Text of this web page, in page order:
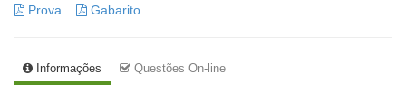
Prova Gabarito
Informações Questões On-line